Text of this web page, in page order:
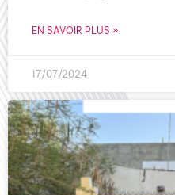
EN SAVOIR PLUS »
17/07/2024